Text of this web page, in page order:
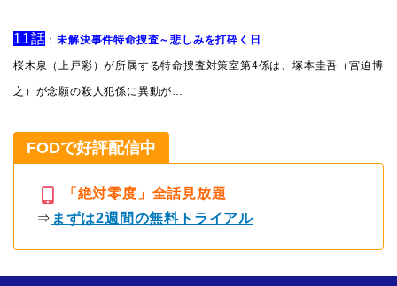
11話 ：未解決事件特命捜査～悲しみを打砕く日
桜木泉（上戸彩）が所属する特命捜査対策室第4係は、塚本圭吾（宮迫博
之）が念願の殺人犯係に異動が…
FODで好評配信中
「絶対零度」全話見放題
⇒ まずは2週間の無料トライアル